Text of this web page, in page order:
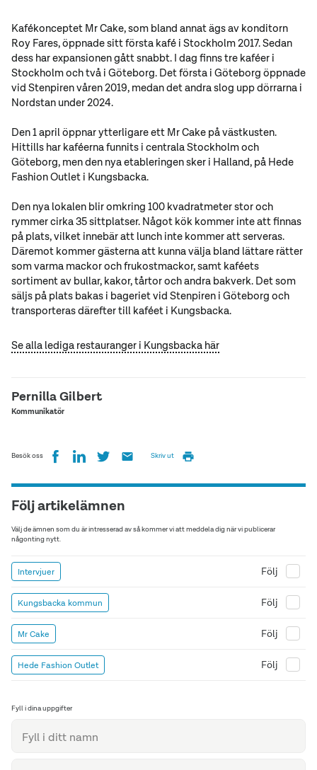
Kafékonceptet Mr Cake, som bland annat ägs av konditorn
Roy Fares, öppnade sitt första kafé i Stockholm2017. Sedan
dess har expansionen gått snabbt. I dag finns tre kaféer i
Stockholm och två i Göteborg. Det första i Göteborg öppnade
vid Stenpirenvåren 2019, medan det andra slog upp dörrarna i
Nordstan under 2024.
Den 1 april öppnar ytterligare ett Mr Cake på västkusten.
Hittills har kaféerna funnits i centrala Stockholm och
Göteborg, men den nya etableringen sker i Halland, på Hede
Fashion Outlet i Kungsbacka.
Den nya lokalen blir omkring 100 kvadratmeter stor och
rymmer cirka 35 sittplatser. Något kök kommer inte att finnas
på plats, vilket innebär att lunch inte kommer att serveras.
Däremot kommer gästerna att kunna välja bland lättare rätter
som varma mackor och frukostmackor, samt kaféets
sortiment av bullar, kakor, tårtor och andra bakverk. Det som
säljs på plats bakas i bageriet vid Stenpiren i Göteborg och
transporteras därefter till kaféet i Kungsbacka.
Se alla lediga restauranger i Kungsbacka här
Pernilla Gilbert
Kommunikatör
Besök oss Skriv ut
Följ artikelämnen
Välj de ämnen som du är intresserad av så kommer vi att meddela dig när vi publicerar
någonting nytt.
Intervjuer Följ
Kungsbacka kommun Följ
Mr Cake Följ
Hede Fashion Outlet Följ
Fyll i dina uppgifter